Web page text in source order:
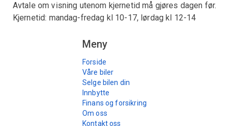
Avtale om visning utenom kjernetid må gjøres dagen før.
Kjernetid: mandag-fredag kl 10-17, lørdag kl 12-14
Meny
Forside
Våre biler
Selge bilen din
Innbytte
Finans og forsikring
Om oss
Kontakt oss